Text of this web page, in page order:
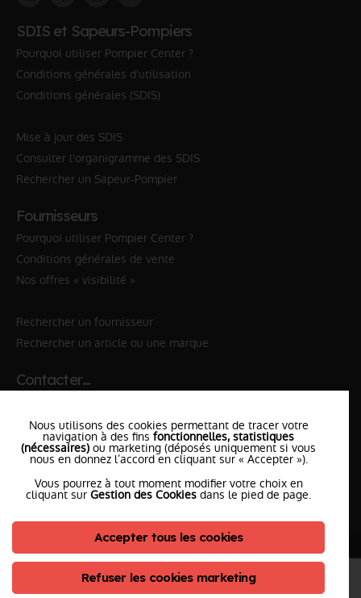
SDIS et Sapeurs-Pompiers
Pourquoi utiliser Pompier Center ?
Conditions générales d'utilisation
Conditions générales (SDIS)
Mise à jour des SDIS
Consulter l'organigramme des SDIS
Rechercher un Sapeur-Pompier
Fournisseurs
Pourquoi utiliser Pompier Center ?
Conditions générales de vente
Nos offres « visibilité »
Rechercher un fournisseur
Rechercher un article ou une marque
Contacter…
✆ 18№National Sapeurs-Pompiers
le SDISle plus proche
l'équipePompierCenter
©2026 Pompier Center • Mentions Légales •
Protection de vos données • Plan du Site
ClicConnect & Digicalys
Nous utilisons des cookies permettant de tracer votre
navigation à des fins fonctionnelles, statistiques
(nécessaires) ou marketing (déposés uniquement si vous
nous en donnez l’accord en cliquant sur « Accepter »).
Vous pourrez à tout moment modifier votre choix en
cliquant sur Gestion des Cookies dans le pied de page.
Accepter tous les cookies
Refuser les cookies marketing